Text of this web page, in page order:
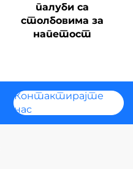
палуби са
столбовима за
напетост
Контактирајте
нас